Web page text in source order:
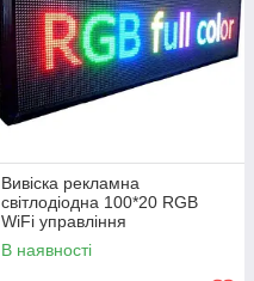
Вивіска рекламна
світлодіодна 100*20 RGB
WiFi управління
Програмована (Працює від
220v)
В наявності